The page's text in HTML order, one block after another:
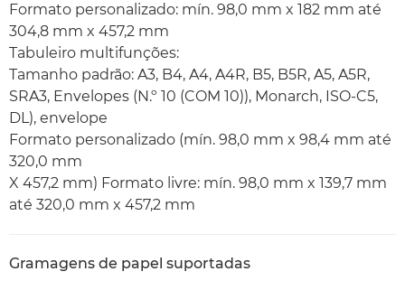
Formato personalizado: mín. 98,0 mm x 182 mm até
304,8 mm x 457,2 mm
Tabuleiro multifunções:
Tamanho padrão: A3, B4, A4, A4R, B5, B5R, A5, A5R,
SRA3, Envelopes (N.º 10 (COM 10)), Monarch, ISO-C5,
DL), envelope
Formato personalizado (mín. 98,0 mm x 98,4 mm até
320,0 mm
X 457,2 mm) Formato livre: mín. 98,0 mm x 139,7 mm
até 320,0 mm x 457,2 mm
Gramagens de papel suportadas